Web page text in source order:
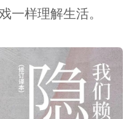
一样理解生活。